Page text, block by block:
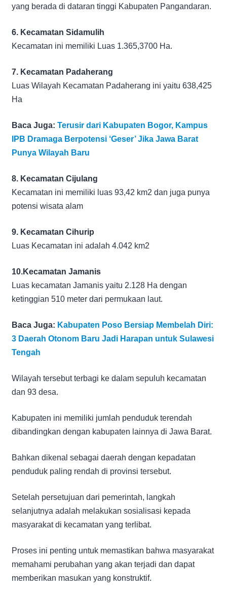
yang berada di dataran tinggi Kabupaten Pangandaran.
6. Kecamatan Sidamulih
Kecamatan ini memiliki Luas 1.365,3700 Ha.
7. Kecamatan Padaherang
Luas Wilayah Kecamatan Padaherang ini yaitu 638,425
Ha
Baca Juga: Terusir dari Kabupaten Bogor, Kampus
IPB Dramaga Berpotensi ‘Geser’ Jika Jawa Barat
Punya Wilayah Baru
8. Kecamatan Cijulang
Kecamatan ini memiliki luas 93,42 km2 dan juga punya
potensi wisata alam
9. Kecamatan Cihurip
Luas Kecamatan ini adalah 4.042 km2
10.Kecamatan Jamanis
Luas kecamatan Jamanis yaitu 2.128 Ha dengan
ketinggian 510 meter dari permukaan laut.
Baca Juga: Kabupaten Poso Bersiap Membelah Diri:
3 Daerah Otonom Baru Jadi Harapan untuk Sulawesi
Tengah
Wilayah tersebut terbagi ke dalam sepuluh kecamatan
dan 93 desa.
Kabupaten ini memiliki jumlah penduduk terendah
dibandingkan dengan kabupaten lainnya di Jawa Barat.
Bahkan dikenal sebagai daerah dengan kepadatan
penduduk paling rendah di provinsi tersebut.
Setelah persetujuan dari pemerintah, langkah
selanjutnya adalah melakukan sosialisasi kepada
masyarakat di kecamatan yang terlibat.
Proses ini penting untuk memastikan bahwa masyarakat
memahami perubahan yang akan terjadi dan dapat
memberikan masukan yang konstruktif.